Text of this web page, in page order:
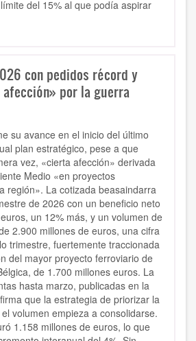
del 15% al que podía aspirar
con pedidos récord y
por la guerra
su avance en el inicio del último
plan estratégico, pese a que
vez, «cierta afección» derivada
Medio «en proyectos
región». La cotizada beasaindarra
de 2026 con un beneficio neto
un 12% más, y un volumen de
2.900 millones de euros, una cifra
trimestre, fuertemente traccionada
del mayor proyecto ferroviario de
de 1.700 millones euros. La
hasta marzo, publicadas en la
que la estrategia de priorizar la
volumen empieza a consolidarse.
1.158 millones de euros, lo que